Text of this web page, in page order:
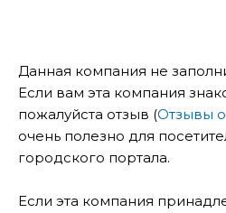
Данная компания не
Если вам эта компания
пожалуйста отзыв (Отзывы
очень полезно для
городского портала.
Если эта компания